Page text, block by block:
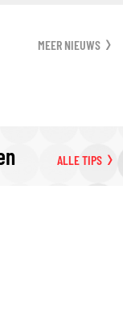
MEER NIEUWS
ALLE TIPS